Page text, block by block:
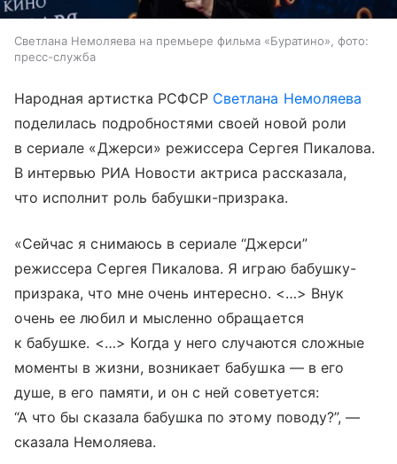
Светлана Немоляева на премьере фильма «Буратино», фото:
пресс-служба
Народная артистка РСФСР Светлана Немоляева
поделилась подробностями своей новой роли
в сериале «Джерси» режиссера Сергея Пикалова.
В интервью РИА Новости актриса рассказала,
что исполнит роль бабушки-призрака.
«Сейчас я снимаюсь в сериале “Джерси”
режиссера Сергея Пикалова. Я играю бабушку-
призрака, что мне очень интересно. <…> Внук
очень ее любил и мысленно обращается
к бабушке. <…> Когда у него случаются сложные
моменты в жизни, возникает бабушка — в его
душе, в его памяти, и он с ней советуется:
“А что бы сказала бабушка по этому поводу?”, —
сказала Немоляева.